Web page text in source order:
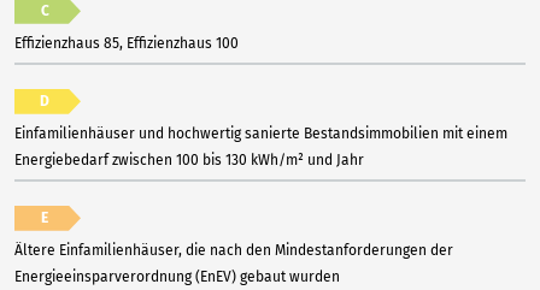
C
Effizienzhaus 85, Effizienzhaus 100
D
Einfamilienhäuser und hochwertig sanierte Bestandsimmobilien mit einem
Energiebedarf zwischen 100 bis 130 kWh/m² und Jahr
E
Ältere Einfamilienhäuser, die nach den Mindestanforderungen der
Energieeinsparverordnung (EnEV) gebaut wurden